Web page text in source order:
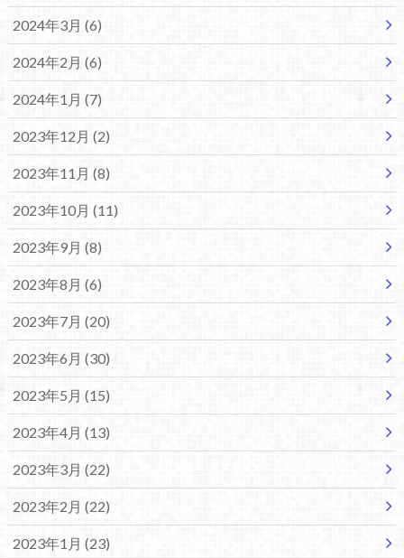
2024年3月 (6)
2024年2月 (6)
2024年1月 (7)
2023年12月 (2)
2023年11月 (8)
2023年10月 (11)
2023年9月 (8)
2023年8月 (6)
2023年7月 (20)
2023年6月 (30)
2023年5月 (15)
2023年4月 (13)
2023年3月 (22)
2023年2月 (22)
2023年1月 (23)